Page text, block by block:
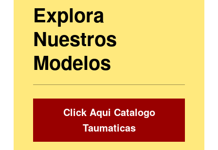
Explora
Nuestros
Modelos
Click Aqui Catalogo
Taumaticas